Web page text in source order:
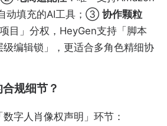
动填充的AI工具；③ 协作颗粒
目」分权，HeyGen支持「脚本
编辑锁」，更适合多角色精细协
规细节？
字人肖像权声明」环节：